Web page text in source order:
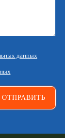
данных